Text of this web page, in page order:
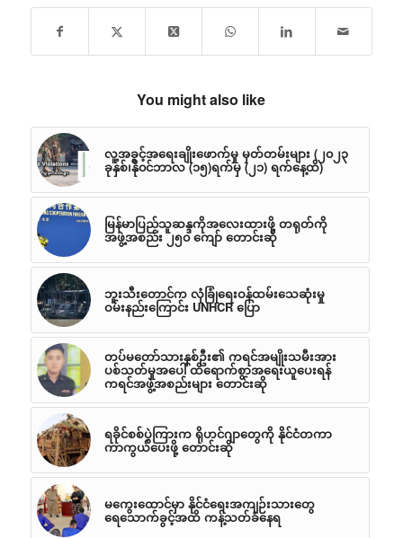
You might also like
လူ့အခွင့်အရေးချိုးဖောက်မှု မှတ်တမ်းများ (၂၀၂၃
ခုနှစ်၊နို၀င်ဘာလ (၁၅)ရက်မှ (၂၁) ရက်နေ့ထိ)
မြန်မာပြည်သူဆန္ဒကိုအလေးထားဖို့ တရုတ်ကို
အဖွဲ့အစည်း ၂၅၀ ကျော် တောင်းဆို
ဘူးသီးတောင်က လုံခြုံရေးဝန်ထမ်းသေဆုံးမှု
ဝမ်းနည်းကြောင်း UNHCR ပြော
တပ်မတော်သားနှစ်ဦး၏ ကရင်အမျိုးသမီးအား
ပစ်သတ်မှုအပေါ် ထိရောက်စွာအရေးယူပေးရန်
ကရင်အဖွဲ့အစည်းများ တောင်းဆို
ရခိုင်စစ်ပွဲကြားက ရိုဟင်ဂျာတွေကို နိုင်ငံတကာ
ကာကွယ်ပေးဖို့ တောင်းဆို
မကွေးထောင်မှာ နိုင်ငံရေးအကျဉ်းသားတွေ
ရေသောက်ခွင့်အထိ ကန့်သတ်ခံနေရ